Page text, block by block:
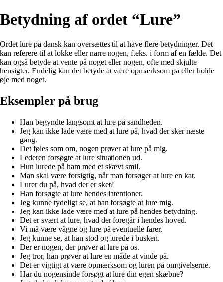
Betydning af ordet “Lure”
Ordet lure på dansk kan oversættes til at have flere betydninger. Det
kan referere til at lokke eller narre nogen, f.eks. i form af en fælde. Det
kan også betyde at vente på noget eller nogen, ofte med skjulte
hensigter. Endelig kan det betyde at være opmærksom på eller holde
øje med noget.
Eksempler på brug
Han begyndte langsomt at lure på sandheden.
Jeg kan ikke lade være med at lure på, hvad der sker næste
gang.
Det føles som om, nogen prøver at lure på mig.
Lederen forsøgte at lure situationen ud.
Hun lurede på ham med et skævt smil.
Man skal være forsigtig, når man forsøger at lure en kat.
Lurer du på, hvad der er sket?
Han forsøgte at lure hendes intentioner.
Jeg kunne tydeligt se, at han forsøgte at lure mig.
Jeg kan ikke lade være med at lure på hendes betydning.
Det er svært at lure, hvad der foregår i hendes hoved.
Vi må være vågne og lure på eventuelle farer.
Jeg kunne se, at han stod og lurede i busken.
Der er nogen, der prøver at lure på os.
Jeg tror, han prøver at lure en måde at vinde på.
Det er vigtigt at være opmærksom og luren på omgivelserne.
Har du nogensinde forsøgt at lure din egen skæbne?